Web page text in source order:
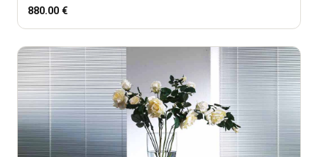
880.00 €